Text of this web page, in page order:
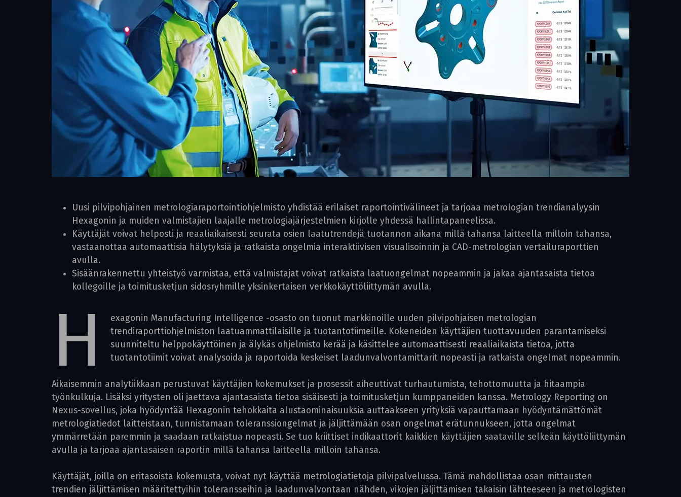
Uusi pilvipohjainen metrologia­raportointiohjelmisto yhdistää erilaiset raportointivälineet ja tarjoaa metrologian trendianalyysin
Hexagonin ja muiden valmistajien laajalle metrologiajärjestelmien kirjolle yhdessä hallintapaneelissa.
Käyttäjät voivat helposti ja reaaliaikaisesti seurata osien laatutrendejä tuotannon aikana millä tahansa laitteella milloin tahansa,
vastaanottaa automaattisia hälytyksiä ja ratkaista ongelmia interaktiivisen visualisoinnin ja CAD-metrologian vertailuraporttien
avulla.
Sisäänrakennettu yhteistyö varmistaa, että valmistajat voivat ratkaista laatuongelmat nopeammin ja jakaa ajantasaista tietoa
kollegoille ja toimitusketjun sidosryhmille yksinkertaisen verkkokäyttöliittymän avulla.
H
exagonin Manufacturing Intelligence -osasto on tuonut markkinoille uuden pilvipohjaisen metrolo­gian
trendiraporttiohjelmiston laatuammattilaisille ja tuotantotiimeille. Kokeneiden käyttäjien tuottavuuden parantamiseksi
suunniteltu helppokäyttöinen ja älykäs ohjelmisto kerää ja käsittelee automaattisesti reaaliaikaista tietoa, jotta
tuotantotiimit voivat analysoida ja raportoida keskeiset laadunvalvontamittarit nopeasti ja ratkaista ongelmat nopeammin.
Aikaisemmin analytiikkaan perustuvat käyttäjien kokemukset ja prosessit aiheuttivat turhautumista, tehottomuutta ja hitaampia
työnkulkuja. Lisäksi yritysten oli jaettava ajantasaista tietoa sisäisesti ja toimitusketjun kumppaneiden kanssa. Metrology Reporting on
Nexus-sovellus, joka hyödyntää Hexagonin tehokkaita alustaominaisuuksia auttaakseen yrityksiä vapauttamaan hyödyntämättömät
metrologiatiedot laitteistaan, tunnistamaan toleranssiongelmat ja jäljittämään osan ongelmat erätunnukseen, jotta ongelmat
ymmärretään paremmin ja saadaan ratkaistua nopeasti. Se tuo kriittiset indikaattorit kaikkien käyttä­jien saataville selkeän käyttöliittymän
avulla ja tarjoaa ajantasaisen raportin millä tahansa laitteella milloin tahansa.
Käyttäjät, joilla on eritasoista kokemusta, voivat nyt käyttää metrologiatietoja pilvipalvelussa. Tämä mahdollistaa osan mittausten
trendien jäljittämisen määritettyihin toleransseihin ja laadunvalvontaan nähden, vikojen jäljittämisen takaisin lähteeseen ja metrologisten